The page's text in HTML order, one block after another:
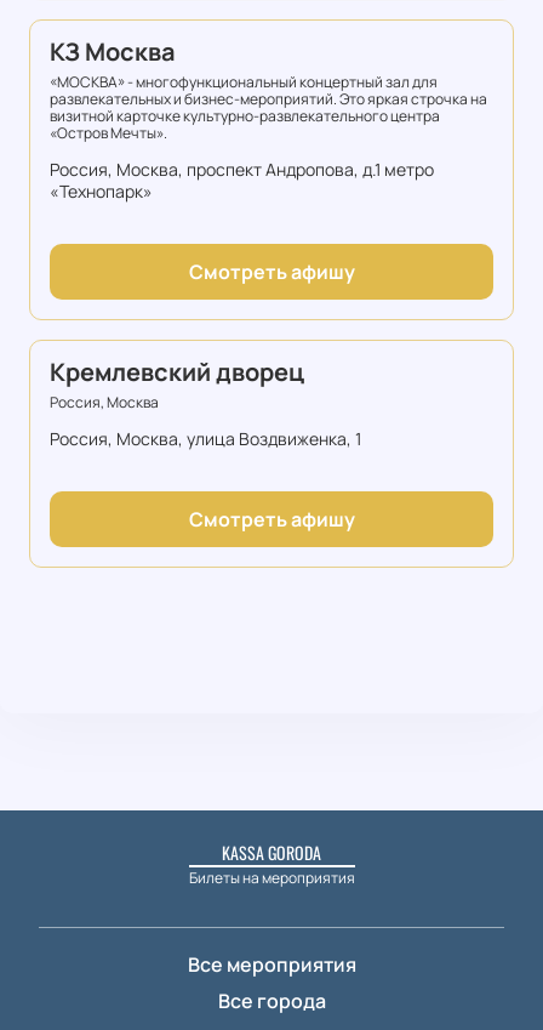
КЗ Москва
«МОСКВА» - многофункциональный концертный зал для
развлекательных и бизнес-мероприятий. Это яркая строчка на
визитной карточке культурно-развлекательного центра
«Остров Мечты».
Россия, Москва, проспект Андропова, д.1 метро
«Технопарк»
Смотреть афишу
Кремлевский дворец
Россия, Москва
Россия, Москва, улица Воздвиженка, 1
Смотреть афишу
KASSA GORODA
Билеты на мероприятия
Все мероприятия
Все города